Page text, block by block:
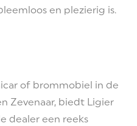
en plezierig is.
of brommobiel in de
Zevenaar, biedt Ligier
dealer een reeks